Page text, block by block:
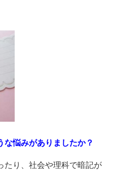
悩みがありましたか？
たり、社会や理科で暗記が